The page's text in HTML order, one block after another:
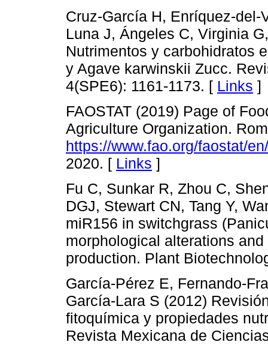
Cruz-García H, Enríquez-del-
Luna J, Ángeles C, Virginia
Nutrimentos y carbohidratos
y Agave karwinskii Zucc.
4(SPE6): 1161-1173. [ Links ]
FAOSTAT (2019) Page of
Agriculture Organization.
https://www.fao.org/faostat/en/
2020. [ Links ]
Fu C, Sunkar R, Zhou C,
DGJ, Stewart CN, Tang Y,
miR156 in switchgrass
morphological alterations
production. Plant
García-Pérez E, Fernando-
García-Lara S (2012)
fitoquímica y propiedades
Revista Mexicana de